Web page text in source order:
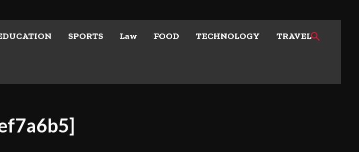
SPORTS Law FOOD TECHNOLOGY TRAVEL